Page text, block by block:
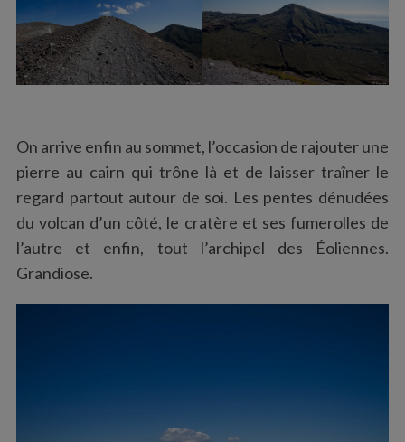
On arrive enfin au sommet, l’occasion de rajouter une
pierre au cairn qui trône là et de laisser traîner le
regard partout autour de soi. Les pentes dénudées
du volcan d’un côté, le cratère et ses fumerolles de
l’autre et enfin, tout l’archipel des Éoliennes.
Grandiose.
a
r
h
f
r